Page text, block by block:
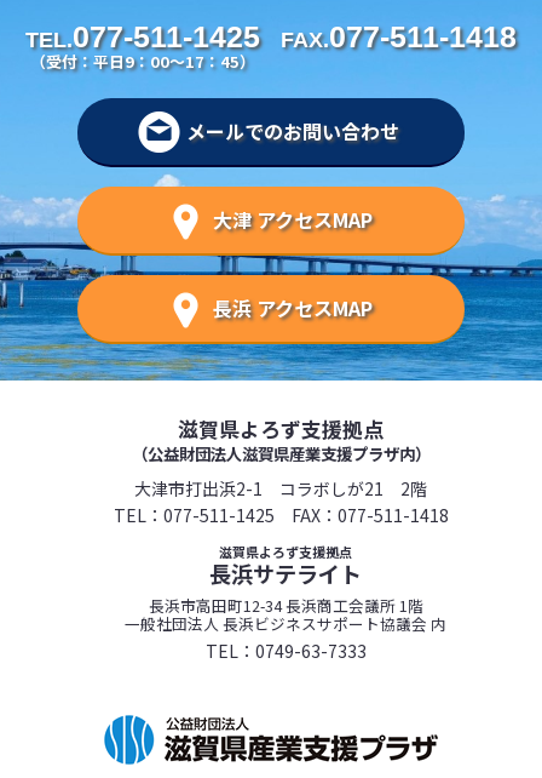
TEL.077-511-1425
（受付：平日9：00～17：45）
FAX.077-511-1418
メールでのお問い合わせ
大津 アクセスMAP
長浜 アクセスMAP
滋賀県よろず支援拠点
（公益財団法人滋賀県産業支援プラザ内）
大津市打出浜2-1 コラボしが21 2階
TEL： 077-511-1425 FAX：077-511-1418
滋賀県よろず支援拠点
長浜サテライト
長浜市高田町12-34 長浜商工会議所 1階
一般社団法人 長浜ビジネスサポート協議会 内
TEL： 0749-63-7333